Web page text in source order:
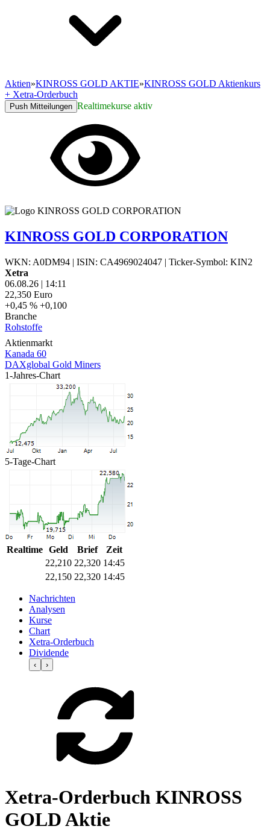
Aktien»KINROSS GOLD AKTIE»KINROSS GOLD Aktienkurs
+ Xetra-Orderbuch
Push Mitteilungen Realtimekurse aktiv
KINROSS GOLD CORPORATION
WKN: A0DM94 | ISIN: CA4969024047 | Ticker-Symbol: KIN2
Xetra
06.08.26 | 14:11
22,350 Euro
+0,45 % +0,100
Branche
Rohstoffe
Aktienmarkt
Kanada 60
DAXglobal Gold Miners
1-Jahres-Chart
5-Tage-Chart
Realtime Geld Brief
Zeit
22,210 22,320 14:45
22,150 22,320 14:45
Nachrichten
Analysen
Kurse
Chart
Xetra-Orderbuch
Dividende
‹ ›
Xetra-Orderbuch KINROSS
GOLD Aktie